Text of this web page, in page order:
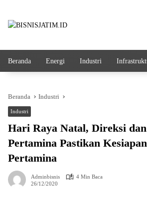
konten
Beranda Energi Industri
Beranda Industri
Industri
Hari Raya Natal, Direksi
Pertamina Pastikan
Pertamina
Adminbisnis
4 Min Baca
26/12/2020